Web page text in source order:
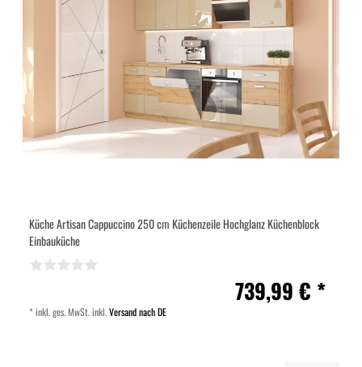
Küche Artisan Cappuccino 250 cm Küchenzeile Hochglanz Küchenblock
Einbauküche
739,99 € *
*inkl. ges. MwSt.inkl.Versand nach DE